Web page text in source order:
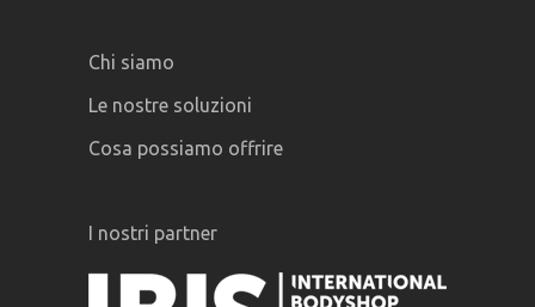
Chi siamo
Le nostre soluzioni
Cosa possiamo offrire
I nostri partner